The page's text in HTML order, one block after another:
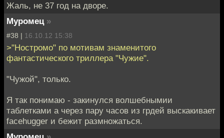
Жаль, не 37 год на дворе.
Муромец »
#38 | 16.10.12 15:38
>"Ностромо" по мотивам знаменитого
фантастического триллера "Чужие".
"Чужой", только.
Я так понимаю - закинулся волшебнымии
таблетками а через пару часов из грдей выскакивает
facehugger и бежит размножаться.